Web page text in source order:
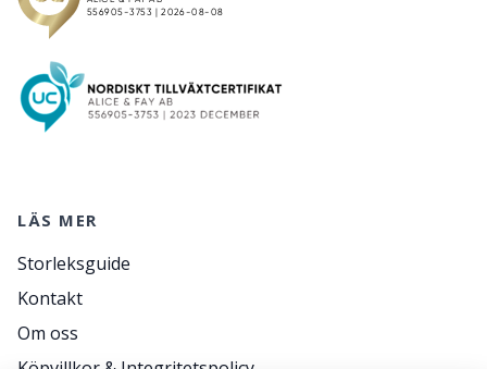
LÄS MER
Storleksguide
Kontakt
Om oss